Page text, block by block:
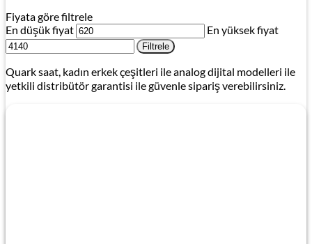
Fiyata göre filtrele
En düşük fiyat
En yüksek fiyat
Filtrele
Quark saat, kadın erkek çeşitleri ile analog dijital modelleri ile
yetkili distribütör garantisi ile güvenle sipariş verebilirsiniz.